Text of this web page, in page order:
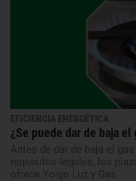
EFICIENCIA ENERGÉTICA
¿Se puede dar de baja
Antes de dar de baja el
requisitos legales, los
ofrece Yoigo Luz y Gas.